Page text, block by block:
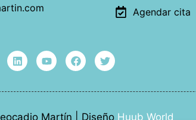
Agendar cita
Martín | Diseño Huub World